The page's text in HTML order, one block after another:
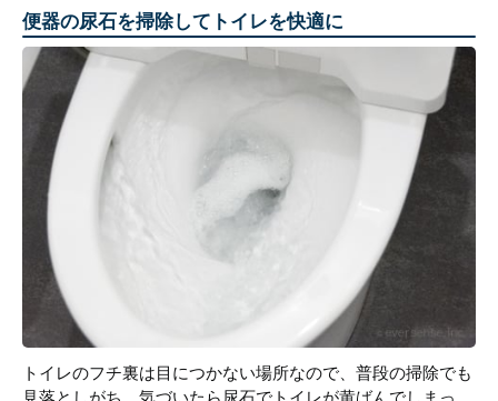
便器の尿石を掃除してトイレを快適に
トイレのフチ裏は目につかない場所なので、普段の掃除でも